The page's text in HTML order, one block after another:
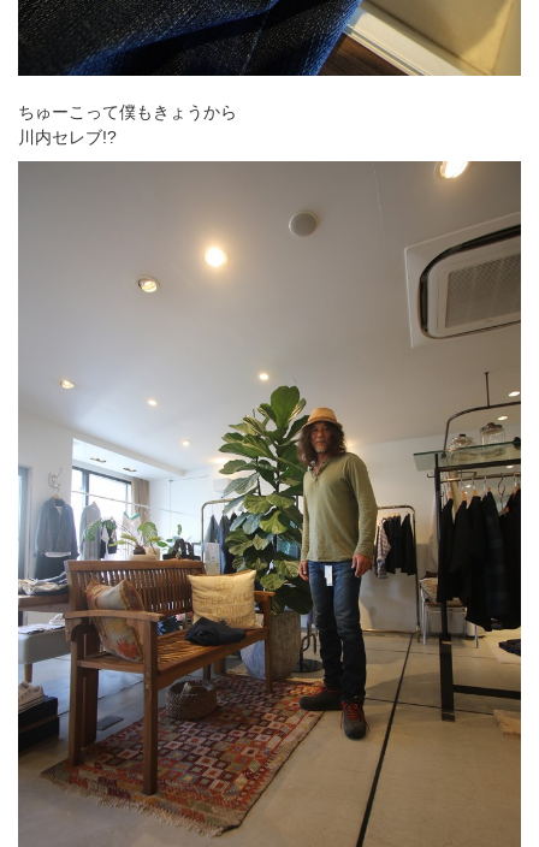
ちゅーこって僕もきょうから
川内セレブ!?